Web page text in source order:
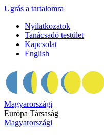
Ugrás a tartalomra
Nyilatkozatok
Tanácsadó testület
Kapcsolat
English
Magyarországi
Európa Társaság
Magyarországi